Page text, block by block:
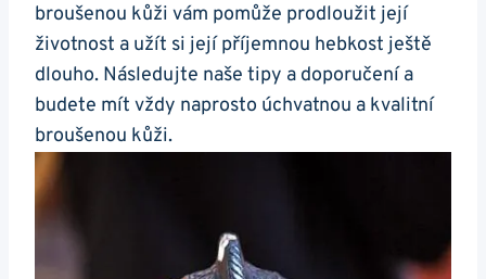
‌broušenou kůži vám pomůže ‍prodloužit její
životnost a užít si její příjemnou⁢ hebkost ještě⁣
dlouho. Následujte ‌naše tipy a doporučení a
budete ⁢mít vždy naprosto úchvatnou a kvalitní⁣
broušenou kůži.